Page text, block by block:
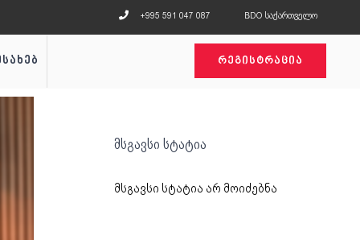
+995 591 047 087 BDO საქართველო
ᲠᲔᲒᲘᲡᲢᲠᲐᲪᲘᲐ
მსგავსი სტატია
მსგავსი სტატია არ მოიძებნა